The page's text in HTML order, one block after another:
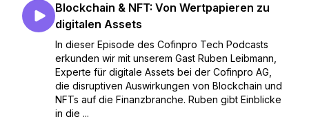
Blockchain & NFT: Von Wertpapieren zu
digitalen Assets
In dieser Episode des Cofinpro Tech Podcasts
erkunden wir mit unserem Gast Ruben Leibmann,
Experte für digitale Assets bei der Cofinpro AG,
die disruptiven Auswirkungen von Blockchain und
NFTs auf die Finanzbranche. Ruben gibt Einblicke
in die ...